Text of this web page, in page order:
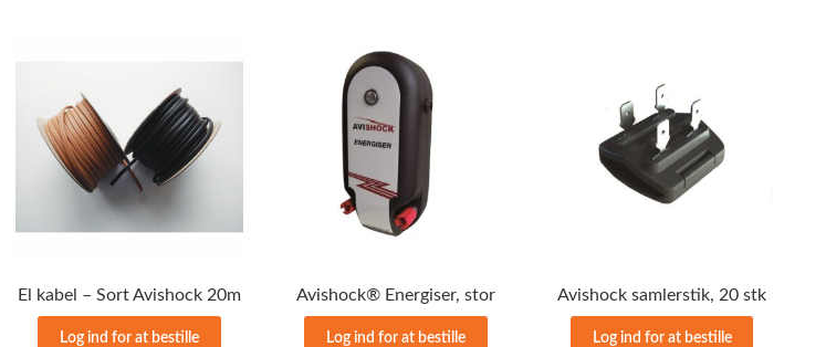
El kabel – Sort Avishock 20m
Log ind for at bestille
Avishock® Energiser, stor
Log ind for at bestille
Avishock samlerstik, 20 stk
Log ind for at bestille